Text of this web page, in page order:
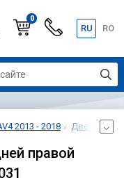
0
RU RO
2013 - 2018 Дверь
правой